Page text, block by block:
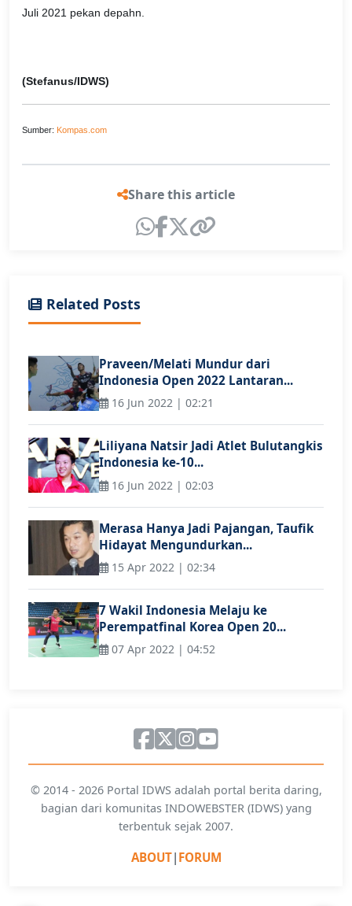
Juli 2021 pekan depahn.
(Stefanus/IDWS)
Sumber: Kompas.com
Share this article
Related Posts
Praveen/Melati Mundur dari
Indonesia Open 2022 Lantaran...
16 Jun 2022 | 02:21
Liliyana Natsir Jadi Atlet Bulutangkis
Indonesia ke-10...
16 Jun 2022 | 02:03
Merasa Hanya Jadi Pajangan, Taufik
Hidayat Mengundurkan...
15 Apr 2022 | 02:34
7 Wakil Indonesia Melaju ke
Perempatfinal Korea Open 20...
07 Apr 2022 | 04:52
© 2014 - 2026 Portal IDWS adalah portal berita daring,
bagian dari komunitas INDOWEBSTER (IDWS) yang
terbentuk sejak 2007.
ABOUT| FORUM